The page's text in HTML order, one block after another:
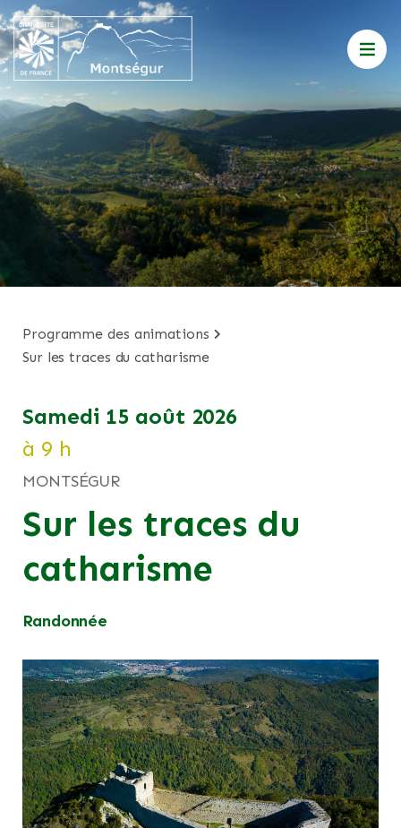
programme des animations
sur les traces du catharisme
samedi 15 août 2026
à 9 h
MONTSÉGUR
Sur les traces du
catharisme
Randonnée